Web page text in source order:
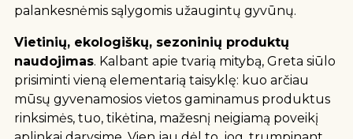
palankesnėmis sąlygomis užaugintų gyvūnų.
Vietinių, ekologiškų, sezoninių produktų
naudojimas. Kalbant apie tvarią mitybą, Greta siūlo
prisiminti vieną elementarią taisyklę: kuo arčiau
mūsų gyvenamosios vietos gaminamus produktus
rinksimės, tuo, tikėtina, mažesnį neigiamą poveikį